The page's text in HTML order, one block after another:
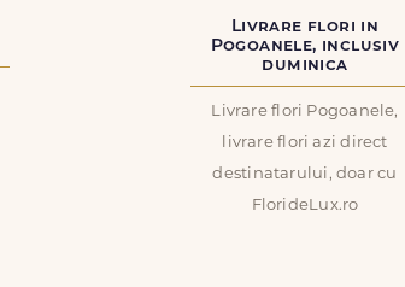
Livrare flori in
Pogoanele, inclusiv
duminica
Livrare flori Pogoanele,
livrare flori azi direct
destinatarului, doar cu
FlorideLux.ro